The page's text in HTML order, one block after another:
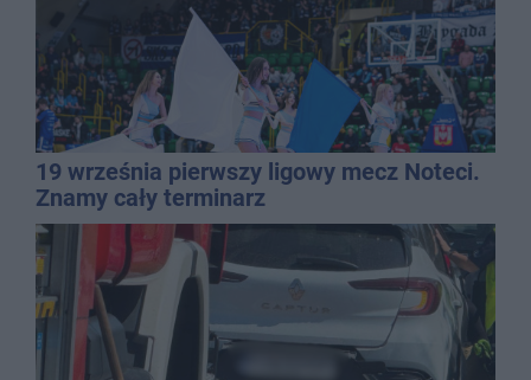
19 września pierwszy ligowy mecz Noteci.
Znamy cały terminarz